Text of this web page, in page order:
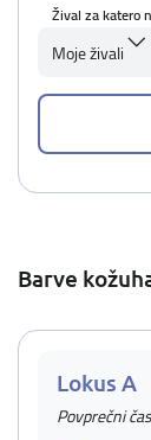
Žival za katero
Moje živali
Barve
Lokus A
Povprečni